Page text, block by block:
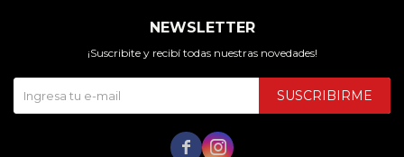
NEWSLETTER
¡Suscribite y recibí todas nuestras novedades!
SUSCRIBIRME
 